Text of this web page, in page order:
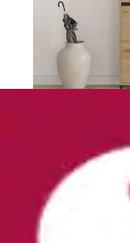
Schuhkommode
Kiefernholz, Höhe
OTTO home